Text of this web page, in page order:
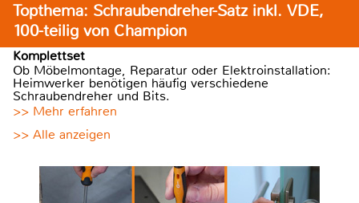
Topthema: Schraubendreher-Satz inkl. VDE,
100-teilig von Champion
Komplettset
Ob Möbelmontage, Reparatur oder Elektroinstallation:
Heimwerker benötigen häufig verschiedene
Schraubendreher und Bits.
>> Mehr erfahren
>> Alle anzeigen